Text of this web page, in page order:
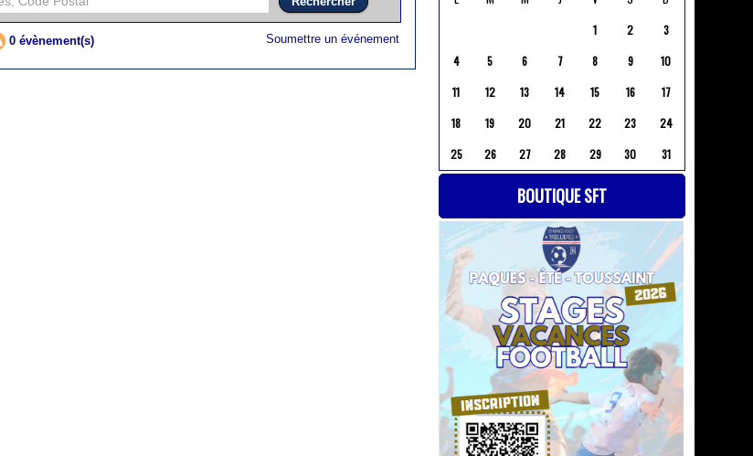
0 évènement(s) Soumettre un événement
1 2
3
4
5 6 7 8 9
10
11
12 13 14 15 16
17
18
19 20 21 22 23
24
25
26 27 28 29 30 31
BOUTIQUE SFT